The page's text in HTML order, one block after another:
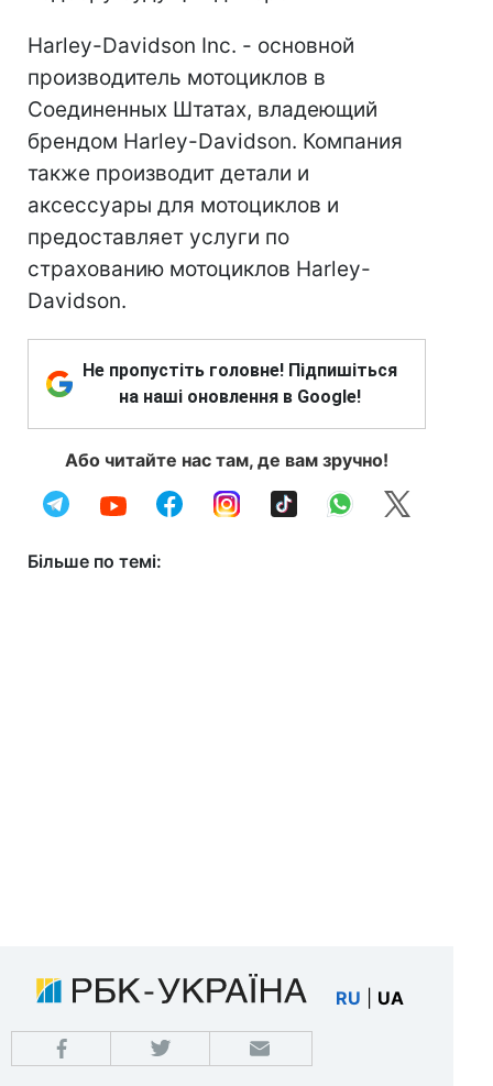
Harley-Davidson Inc. - основной
производитель мотоциклов в
Соединенных Штатах, владеющий
брендом Harley-Davidson. Компания
также производит детали и
аксессуары для мотоциклов и
предоставляет услуги по
страхованию мотоциклов Harley-
Davidson.
Не пропустіть головне! Підпишіться
на наші оновлення в Google!
Або читайте нас там, де вам зручно!
Більше по темі:
RU UA